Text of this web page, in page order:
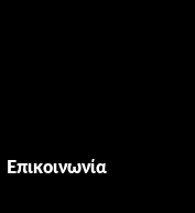
Επικοινωνία